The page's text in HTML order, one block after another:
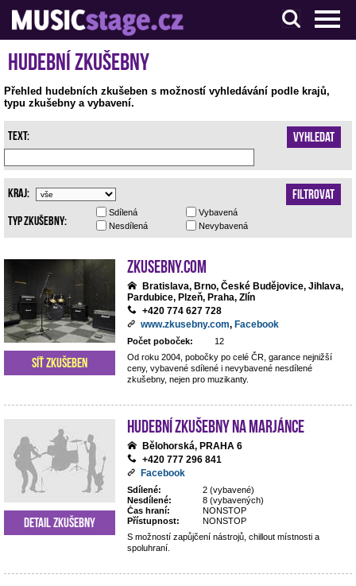
S muzikanty pro muzikanty
Hudební zkušebny
Přehled hudebních zkušeben s možností vyhledávání podle krajů,
typu zkušebny a vybavení.
Vyhledat
Text:
Filtrovat
Kraj:
Vybavená
Nevybavená
Sdílená
Nesdílená
Typ zkušebny:
Zkusebny.com
Bratislava, Brno, České Budějovice, Jihlava,
Pardubice, Plzeň, Praha, Zlín
+420 774 627 728
www.zkusebny.com, Facebook
Počet poboček:
12
Od roku 2004, pobočky po celé ČR, garance nejnižší
ceny, vybavené sdílené i nevybavené nesdílené
zkušebny, nejen pro muzikanty.
Síť zkušeben
Hudební zkušebny Na Marjánce
Bělohorská, PRAHA 6
+420 777 296 841
Facebook
Sdílené:
2 (vybavené)
Nesdílené:
8 (vybavených)
Čas hraní:
NONSTOP
Přístupnost:
NONSTOP
S možností zapůjčení nástrojů, chillout místnosti a
spoluhraní.
Detail zkušebny